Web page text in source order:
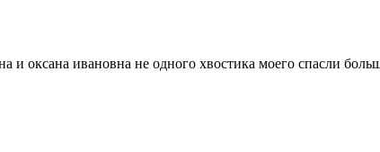
и оксана ивановна не одного хвостика моего спасли